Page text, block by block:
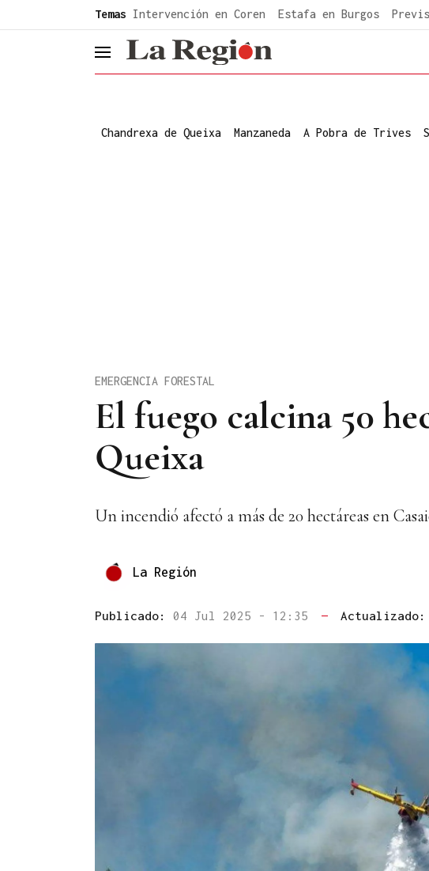
Temas Intervención en Coren Estafa en Burgos
header.menu.open
Chandrexa de Queixa Manzaneda A Pobra de Trives
El fuego calcina 50
Queixa
EMERGENCIA FORESTAL
Un incendió afectó a más de 20 hectáreas en
La Región
Publicado: 04 Jul 2025 - 12:35 — Actualizado: